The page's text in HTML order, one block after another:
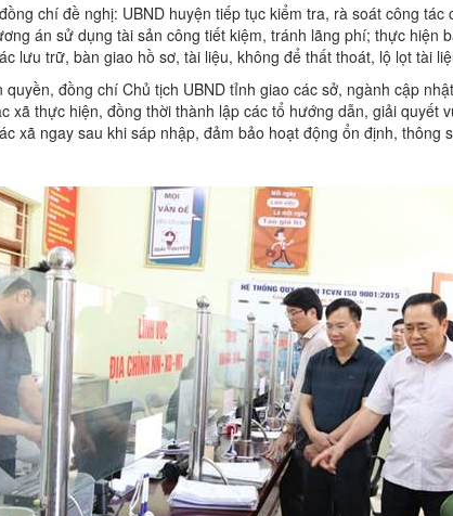
chí đề nghị: UBND huyện tiếp tục kiểm tra, rà soát công
án sử dụng tài sản công tiết kiệm, tránh lãng phí; thực hiện
lưu trữ, bàn giao hồ sơ, tài liệu, không để thất thoát, lộ lọt tài
đồng chí Chủ tịch UBND tỉnh giao các sở, ngành cập
xã thực hiện, đồng thời thành lập các tổ hướng dẫn, giải quyết
xã ngay sau khi sáp nhập, đảm bảo hoạt động ổn định, thông